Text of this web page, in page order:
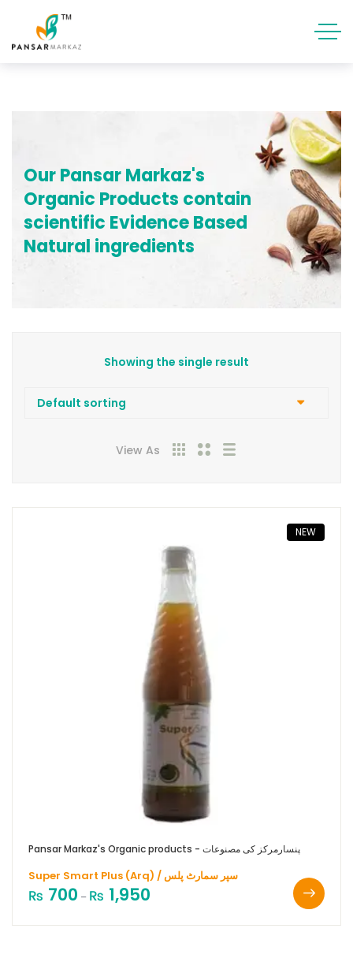
Our Pansar Markaz's
Organic Products contain
scientific Evidence Based
Natural ingredients
View As
Showing the single result
NEW
Pansar Markaz's Organic products - پنسارمرکز کی مصنوعات
Super Smart Plus (Arq) / سپر سمارٹ پلس
₨ 700 – ₨ 1,950